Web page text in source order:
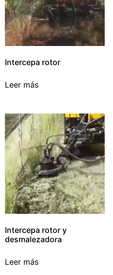
Intercepa rotor
Leer más
Intercepa rotor y
desmalezadora
Leer más